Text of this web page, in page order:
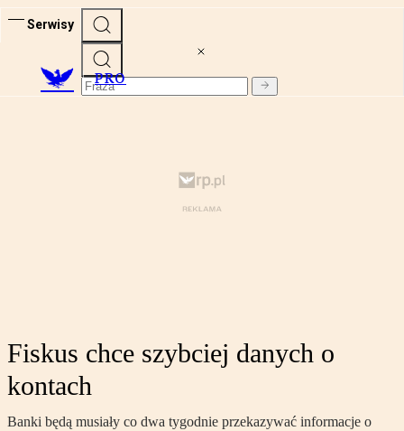
Serwisy
PRO
Fiskus chce szybciej danych o
kontach
Banki będą musiały co dwa tygodnie przekazywać informacje o